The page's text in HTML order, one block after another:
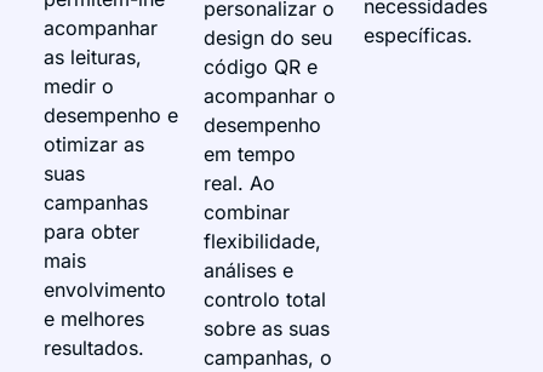
acompanhar
as leituras,
medir o
desempenho e
otimizar as
suas
campanhas
para obter
mais
envolvimento
e melhores
resultados.
personalizar o
design do seu
código QR e
acompanhar o
desempenho
em tempo
real. Ao
combinar
flexibilidade,
análises e
controlo total
sobre as suas
campanhas, o
necessidades
específicas.